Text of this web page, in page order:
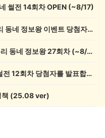
썰전 14회차 OPEN (~8/17)
💰[당첨자 발표] 26회차 우리 동네 정보왕 이벤트 당첨자를 발표합니다!
💸 전원 2,000캐시 지급! 우리 동네 정보왕 27회차 (~8/10)
💰[당첨자 발표] 우리 동네 썰전 12회차 당첨자를 발표합니다!
책 (25.08 ver)